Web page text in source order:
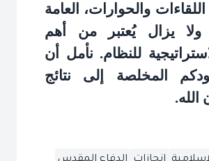
والحوارات، العامة
ولا يزال يُعتبر من أهم
للنظام. نأمل أن
المخلصة إلى نتائج
الله.